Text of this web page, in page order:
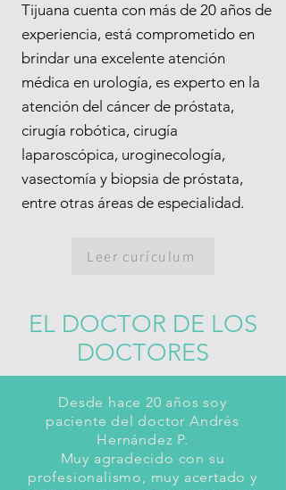
Tijuana cuenta con más de 20 años de
experiencia, está comprometido en
brindar una excelente atención
médica en urología, es experto en la
atención del cáncer de próstata,
cirugía robótica, cirugía
laparoscópica, uroginecología,
vasectomía y biopsia de próstata,
entre otras áreas de especialidad.
Leer curículum
EL DOCTOR DE LOS
DOCTORES
Desde hace 20 años soy
paciente del doctor Andrés
Hernández P.
Muy agradecido con su
profesionalismo, muy acertado y